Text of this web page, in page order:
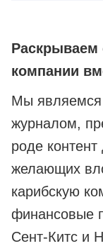
Раскрываем
компании
Мы являемся
журналом,
роде
желающих
карибскую
финансовые
Сент-Китс и